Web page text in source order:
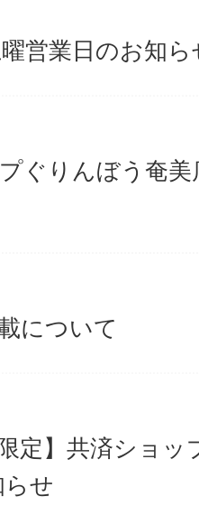
営業日のお知ら
ぐりんぼう奄
について
限定】共済ショ
せ